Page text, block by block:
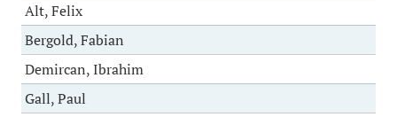
Alt, Felix
Bergold, Fabian
Demircan, Ibrahim
Gall, Paul